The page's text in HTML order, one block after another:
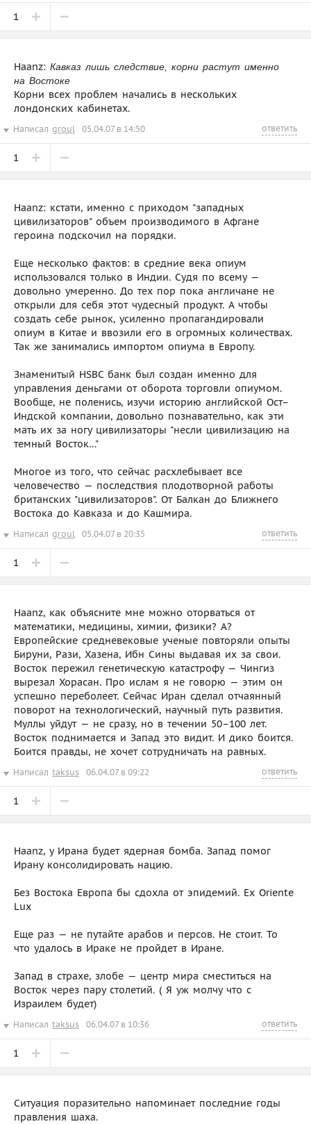
1
Haanz: Кавказ лишь следствие, корни растут именно
на Востоке
Корни всех проблем начались в нескольких
лондонских кабинетах.
Написал groul 05.04.07 в 14:50 ответить
1
Haanz: кстати, именно с приходом "западных
цивилизаторов" объем производимого в Афгане
героина подскочил на порядки.
Еще несколько фактов: в средние века опиум
использовался только в Индии. Судя по всему —
довольно умеренно. До тех пор пока англичане не
открыли для себя этот чудесный продукт. А чтобы
создать себе рынок, усиленно пропагандировали
опиум в Китае и ввозили его в огромных количествах.
Так же занимались импортом опиума в Европу.
Знаменитый HSBC банк был создан именно для
управления деньгами от оборота торговли опиумом.
Вообще, не поленись, изучи историю английской Ост–
Индской компании, довольно познавательно, как эти
мать их за ногу цивилизаторы "несли цивилизацию на
темный Восток…"
Многое из того, что сейчас расхлебывает все
человечество — последствия плодотворной работы
британских "цивилизаторов". От Балкан до Ближнего
Востока до Кавказа и до Кашмира.
Написал groul 05.04.07 в 20:35 ответить
1
Haanz, как объясните мне можно оторваться от
математики, медицины, химии, физики? А?
Европейские средневековые ученые повторяли опыты
Бируни, Рази, Хазена, Ибн Сины выдавая их за свои.
Восток пережил генетическую катастрофу — Чингиз
вырезал Хорасан. Про ислам я не говорю — этим он
успешно переболеет. Сейчас Иран сделал отчаянный
поворот на технологический, научный путь развития.
Муллы уйдут — не сразу, но в течении 50–100 лет.
Восток поднимается и Запад это видит. И дико боится.
Боится правды, не хочет сотрудничать на равных.
Написал taksus 06.04.07 в 09:22 ответить
1
Haanz, у Ирана будет ядерная бомба. Запад помог
Ирану консолидировать нацию.
Без Востока Европа бы сдохла от эпидемий. Ex Oriente
Lux
Еще раз — не путайте арабов и персов. Не стоит. То
что удалось в Ираке не пройдет в Иране.
Запад в страхе, злобе — центр мира сместиться на
Восток через пару столетий. ( Я уж молчу что с
Израилем будет)
Написал taksus 06.04.07 в 10:36 ответить
1
Ситуация поразительно напоминает последние годы
правления шаха.